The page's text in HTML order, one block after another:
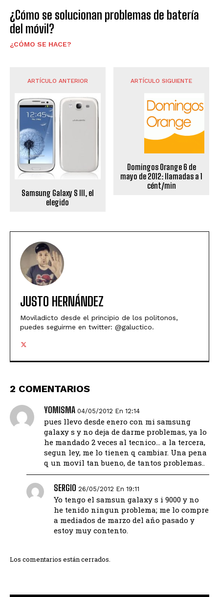
¿Cómo se solucionan problemas de batería
del móvil?
¿CÓMO SE HACE?
ARTÍCULO ANTERIOR
Samsung Galaxy S III, el
elegido
ARTÍCULO SIGUIENTE
Domingos Orange 6 de
mayo de 2012: llamadas a 1
cént/min
JUSTO HERNÁNDEZ
Moviladicto desde el principio de los politonos,
puedes seguirme en twitter: @galuctico.
2 COMENTARIOS
YOMISMA 04/05/2012 En 12:14
pues llevo desde enero con mi samsung
galaxy s y no deja de darme problemas, ya lo
he mandado 2 veces al tecnico… a la tercera,
segun ley, me lo tienen q cambiar. Una pena
q un movil tan bueno, de tantos problemas..
SERGIO 26/05/2012 En 19:11
Yo tengo el samsun galaxy s i 9000 y no
he tenido ningun problema; me lo compre
a mediados de marzo del año pasado y
estoy muy contento.
Los comentarios están cerrados.